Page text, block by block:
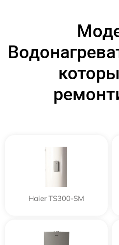
Haier TS300-SM